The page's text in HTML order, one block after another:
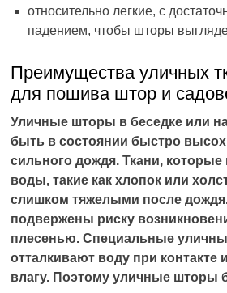
относительно легкие, с
падением, чтобы шторы
Преимущества уличных
для пошива штор и
Уличные шторы в беседке или
быть в состоянии быстро
сильного дождя. Ткани,
воды, такие как хлопок или
слишком тяжелыми после
подвержены риску
плесенью. Специальные
отталкивают воду при контакте
влагу. Поэтому уличные шторы